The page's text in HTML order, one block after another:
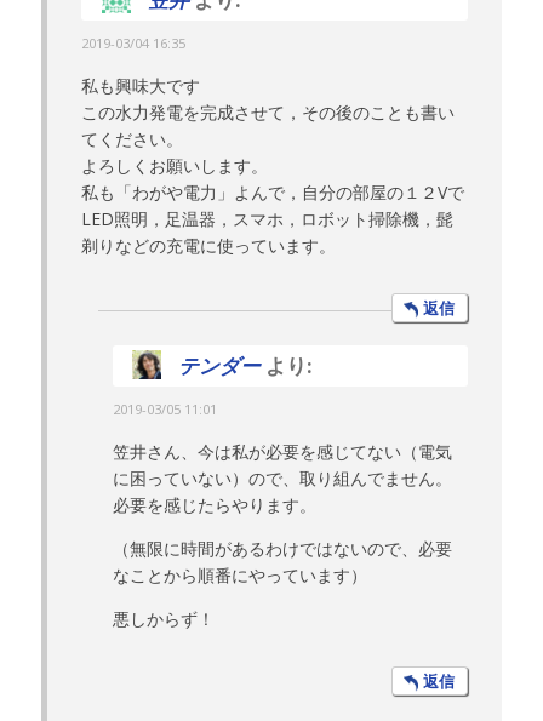
2019-03/04 16:35
私も興味大です
この水力発電を完成させて，その後のことも書い
てください。
よろしくお願いします。
私も「わがや電力」よんで，自分の部屋の１２Vで
LED照明，足温器，スマホ，ロボット掃除機，髭
剃りなどの充電に使っています。
返信
テンダー より:
2019-03/05 11:01
笠井さん、今は私が必要を感じてない（電気
に困っていない）ので、取り組んでません。
必要を感じたらやります。
（無限に時間があるわけではないので、必要
なことから順番にやっています）
悪しからず！
返信